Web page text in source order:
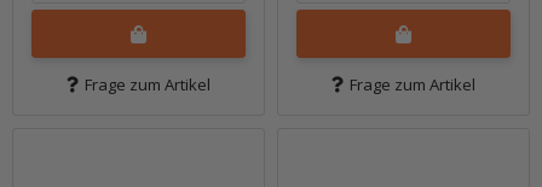
Frage zum Artikel Frage zum Artikel